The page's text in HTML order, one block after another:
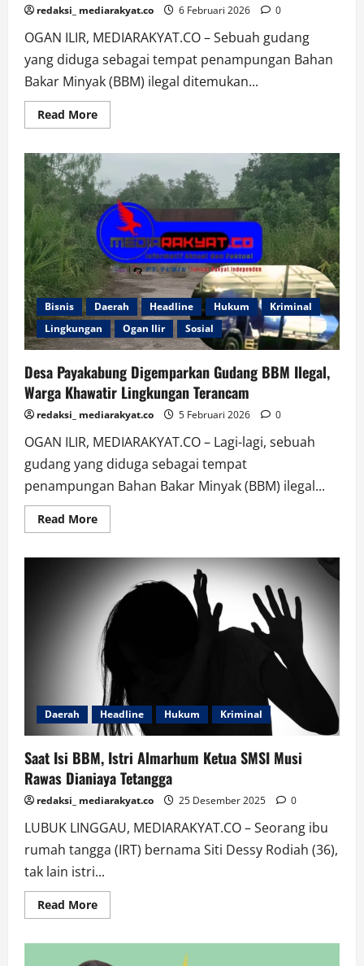
redaksi_ mediarakyat.co 6 Februari 2026 0
OGAN ILIR, MEDIARAKYAT.CO – Sebuah gudang
yang diduga sebagai tempat penampungan Bahan
Bakar Minyak (BBM) ilegal ditemukan...
Read MoreRead
more
BBM
Ilegal
di
Desa
Harapan
Ogan
Ilir
Bebas
Beroperasi,
Oknum
Polres
diduga
Libatkan
Diri
dalam
Bisnis
Ini
Bisnis Daerah Headline Hukum
Kriminal
Lingkungan
Ogan Ilir Sosial
Desa Payakabung Digemparkan Gudang BBM Ilegal,
Warga Khawatir Lingkungan Terancam
redaksi_ mediarakyat.co 5 Februari 2026 0
OGAN ILIR, MEDIARAKYAT.CO – Lagi-lagi, sebuah
gudang yang diduga sebagai tempat
penampungan Bahan Bakar Minyak (BBM) ilegal...
Read MoreRead
more
Payakabung
Digemparkan
Gudang
BBM
Ilegal,
Warga
Khawatir
Lingkungan
Terancam
Daerah Headline Hukum Kriminal
Saat Isi BBM, Istri Almarhum Ketua SMSI Musi
Rawas Dianiaya Tetangga
redaksi_ mediarakyat.co 25 Desember 2025 0
LUBUK LINGGAU, MEDIARAKYAT.CO – Seorang ibu
rumah tangga (IRT) bernama Siti Dessy Rodiah (36),
tak lain istri...
Read MoreRead
more
BBM,